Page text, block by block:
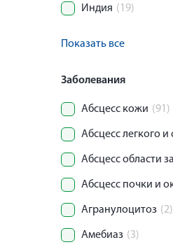
Индия (19)
Показать все
Заболевания
Абсцесс кожи (91)
Агранулоцитоз (2)
Амебиаз (3)